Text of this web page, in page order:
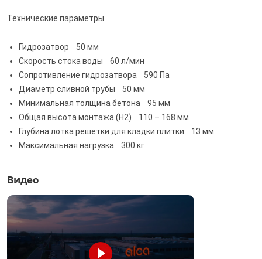
Технические параметры
Гидрозатвор 50 мм
Скорость стока воды 60 л/мин
Сопротивление гидрозатвора 590 Па
Диаметр сливной трубы 50 мм
Минимальная толщина бетона 95 мм
Общая высота монтажа (H2) 110 – 168 мм
Глубина лотка решетки для кладки плитки 13 мм
Максимальная нагрузка 300 кг
Видео